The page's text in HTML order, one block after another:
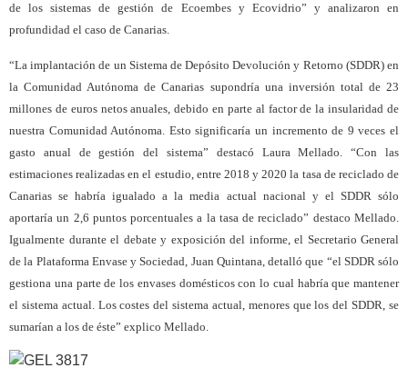
de los sistemas de gestión de Ecoembes y Ecovidrio” y analizaron en
profundidad el caso de Canarias.
“La implantación de un Sistema de Depósito Devolución y Retorno (SDDR) en
la Comunidad Autónoma de Canarias supondría una inversión total de 23
millones de euros netos anuales, debido en parte al factor de la insularidad de
nuestra Comunidad Autónoma. Esto significaría un incremento de 9 veces el
gasto anual de gestión del sistema” destacó Laura Mellado. “Con las
estimaciones realizadas en el estudio, entre 2018 y 2020 la tasa de reciclado de
Canarias se habría igualado a la media actual nacional y el SDDR sólo
aportaría un 2,6 puntos porcentuales a la tasa de reciclado” destaco Mellado.
Igualmente durante el debate y exposición del informe, el Secretario General
de la Plataforma Envase y Sociedad, Juan Quintana, detalló que “el SDDR sólo
gestiona una parte de los envases domésticos con lo cual habría que mantener
el sistema actual. Los costes del sistema actual, menores que los del SDDR, se
sumarían a los de éste” explico Mellado.